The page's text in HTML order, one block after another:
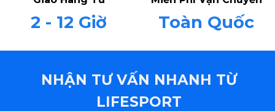
2 - 12 Giờ Toàn Quốc
NHẬN TƯ VẤN NHANH TỪ
LIFESPORT